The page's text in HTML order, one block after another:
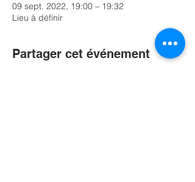
09 sept. 2022, 19:00 – 19:32
Lieu à définir
Partager cet événement